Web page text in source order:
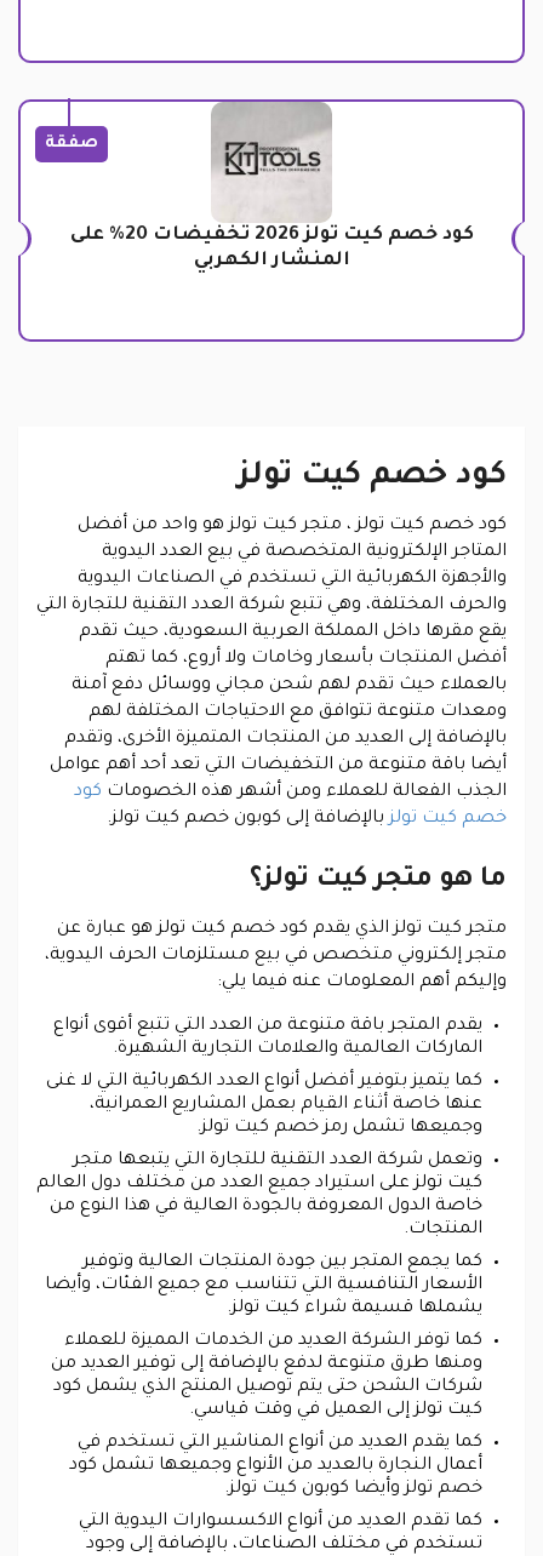
صفقة
كود خصم كيت تولز 2026 تخفيضات 20% على
المنشار الكهربي
كود خصم كيت تولز
كود خصم كيت تولز ، متجر كيت تولز هو واحد من أفضل
المتاجر الإلكترونية المتخصصة في بيع العدد اليدوية
والأجهزة الكهربائية التي تستخدم في الصناعات اليدوية
والحرف المختلفة، وهي تتبع شركة العدد التقنية للتجارة التي
يقع مقرها داخل المملكة العربية السعودية، حيث تقدم
أفضل المنتجات بأسعار وخامات ولا أروع، كما تهتم
بالعملاء حيث تقدم لهم شحن مجاني ووسائل دفع آمنة
ومعدات متنوعة تتوافق مع الاحتياجات المختلفة لهم
بالإضافة إلى العديد من المنتجات المتميزة الأخرى، وتقدم
أيضا باقة متنوعة من التخفيضات التي تعد أحد أهم عوامل
الجذب الفعالة للعملاء ومن أشهر هذه الخصومات كود
خصم كيت تولزبالإضافة إلى كوبون خصم كيت تولز.
ما هو متجر كيت تولز؟
متجر كيت تولز الذي يقدم كود خصم كيت تولز هو عبارة عن
متجر إلكتروني متخصص في بيع مستلزمات الحرف اليدوية،
وإليكم أهم المعلومات عنه فيما يلي:
يقدم المتجر باقة متنوعة من العدد التي تتبع أقوى أنواع
الماركات العالمية والعلامات التجارية الشهيرة.
كما يتميز بتوفير أفضل أنواع العدد الكهربائية التي لا غنى
عنها خاصة أثناء القيام بعمل المشاريع العمرانية،
وجميعها تشمل رمز خصم كيت تولز.
وتعمل شركة العدد التقنية للتجارة التي يتبعها متجر
كيت تولز على استيراد جميع العدد من مختلف دول العالم
خاصة الدول المعروفة بالجودة العالية في هذا النوع من
المنتجات.
كما يجمع المتجر بين جودة المنتجات العالية وتوفير
الأسعار التنافسية التي تتناسب مع جميع الفئات، وأيضا
يشملها قسيمة شراء كيت تولز.
كما توفر الشركة العديد من الخدمات المميزة للعملاء
ومنها طرق متنوعة لدفع بالإضافة إلى توفير العديد من
شركات الشحن حتى يتم توصيل المنتج الذي يشمل كود
كيت تولز إلى العميل في وقت قياسي.
كما يقدم العديد من أنواع المناشير التي تستخدم في
أعمال النجارة بالعديد من الأنواع وجميعها تشمل كود
خصم تولز وأيضا كوبون كيت تولز.
كما تقدم العديد من أنواع الاكسسوارات اليدوية التي
تستخدم في مختلف الصناعات، بالإضافة إلى وجود